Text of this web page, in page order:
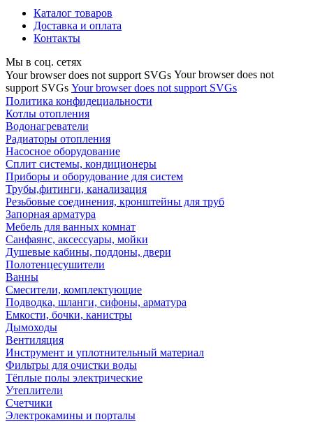
Каталог товаров
Доставка и оплата
Контакты
Мы в соц. сетях
Your browser does not support SVGs Your browser does not
support SVGs Your browser does not support SVGs
Политика конфидециальности
Котлы отопления
Водонагреватели
Радиаторы отопления
Насосное оборудование
Сплит системы, кондиционеры
Приборы и оборудование для систем
Трубы,фитинги, канализация
Резьбовые соединения, кронштейны для труб
Запорная арматура
Мебель для ванных комнат
Санфаянс, аксессуары, мойки
Душевые кабины, поддоны, двери
Полотенцесушители
Ванны
Смесители, комплектующие
Подводка, шланги, сифоны, арматура
Емкости, бочки, канистры
Дымоходы
Вентиляция
Инструмент и уплотнительный материал
Фильтры для очистки воды
Тёплые полы электрические
Утеплители
Счетчики
Электрокамины и порталы